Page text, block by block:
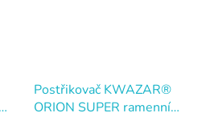
Postřikovač KWAZAR®
ORION SUPER ramenní